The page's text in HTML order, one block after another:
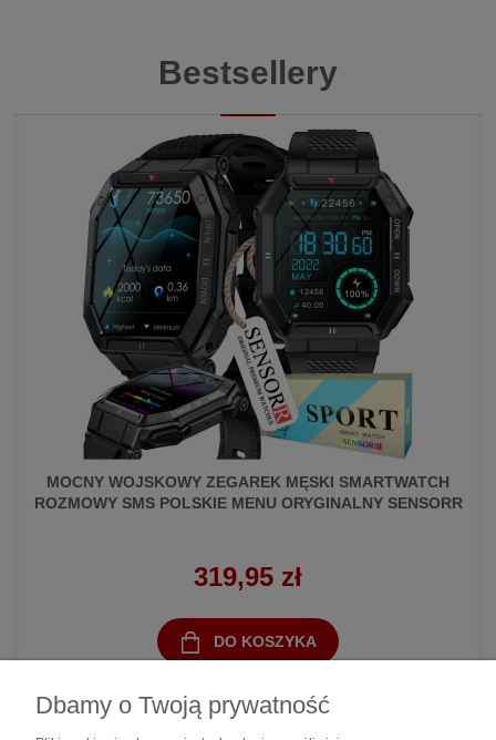
Bestsellery
MOCNY WOJSKOWY ZEGAREK MĘSKI SMARTWATCH
ROZMOWY SMS POLSKIE MENU ORYGINALNY SENSORR
319,95 zł
DO KOSZYKA
Dbamy o Twoją prywatność